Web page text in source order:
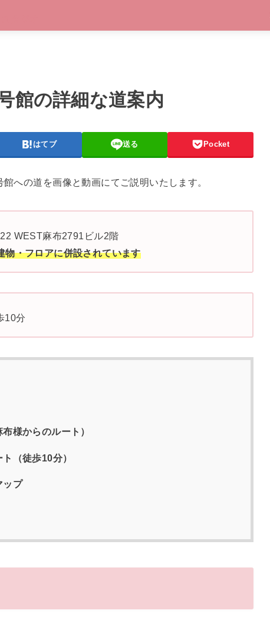
館の詳細な道案内
はてブ 送る Pocket
への道を画像と動画にてご説明いたします。
WEST麻布2791ビル2階
・フロアに併設されています
10分
様からのルート）
（徒歩10分）
ップ